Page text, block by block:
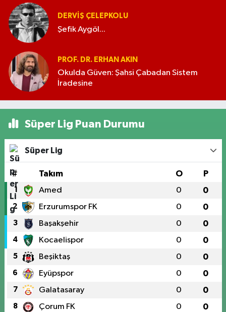
DERVIŞ ÇELEPKOLU
Şefik Aygöl...
PROF. DR. ERHAN AKIN
Okulda Güven: Şahsi Çabadan Sistem
İradesine
Süper Lig Puan Durumu
Süper Lig
# Takım O P
1 Amed 0 0
2 Erzurumspor FK 0 0
3 Başakşehir 0 0
4 Kocaelispor 0 0
5 Beşiktaş 0 0
6 Eyüpspor 0 0
7 Galatasaray 0 0
8 Çorum FK 0 0